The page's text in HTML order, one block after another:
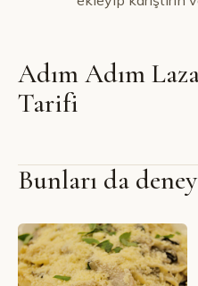
Adım Adım
Tarifi
SIBEL YALÇIN · YOUTUBE
Bunları da